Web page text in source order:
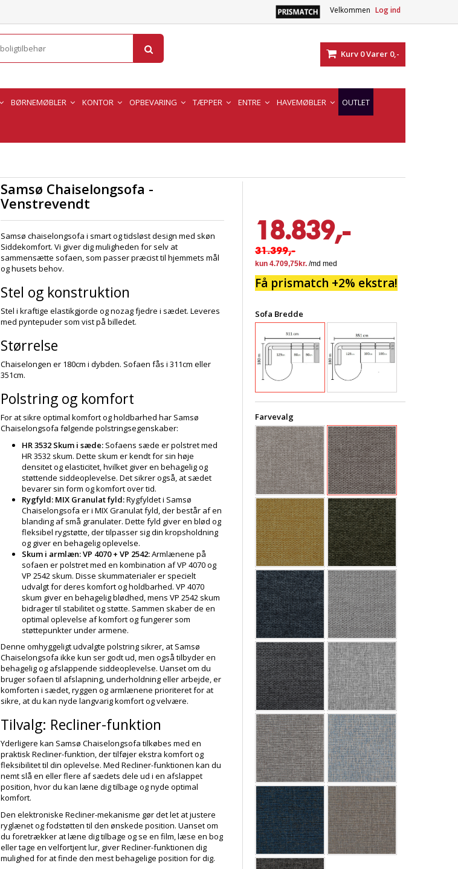
Velkommen Log ind
Kurv 0Varer 0,-
BØRNEMØBLER KONTOR OPBEVARING TÆPPER ENTRE HAVEMØBLER OUTLET
Samsø Chaiselongsofa -
Venstrevendt
Samsø chaiselongsofa i smart og tidsløst design med skøn
Siddekomfort. Vi giver dig muligheden for selv at
sammensætte sofaen, som passer præcist til hjemmets mål
og husets behov.
Stel og konstruktion
Stel i kraftige elastikgjorde og nozag fjedre i sædet. Leveres
med pyntepuder som vist på billedet.
Størrelse
Chaiselongen er 180cm i dybden. Sofaen fås i 311cm eller
351cm.
Polstring og komfort
For at sikre optimal komfort og holdbarhed har Samsø
Chaiselongsofa følgende polstringsegenskaber:
HR 3532 Skum i sæde: Sofaens sæde er polstret med
HR 3532 skum. Dette skum er kendt for sin høje
densitet og elasticitet, hvilket giver en behagelig og
støttende siddeoplevelse. Det sikrer også, at sædet
bevarer sin form og komfort over tid.
Rygfyld: MIX Granulat fyld:Rygfyldet i Samsø
Chaiselongsofa er i MIX Granulat fyld, der består af en
blanding af små granulater. Dette fyld giver en blød og
fleksibel rygstøtte, der tilpasser sig din kropsholdning
og giver en behagelig oplevelse.
Skum i armlæn: VP 4070 + VP 2542:Armlænene på
sofaen er polstret med en kombination af VP 4070 og
VP 2542 skum. Disse skummaterialer er specielt
udvalgt for deres komfort og holdbarhed. VP 4070
skum giver en behagelig blødhed, mens VP 2542 skum
bidrager til stabilitet og støtte. Sammen skaber de en
optimal oplevelse af komfort og fungerer som
støttepunkter under armene.
Denne omhyggeligt udvalgte polstring sikrer, at Samsø
Chaiselongsofa ikke kun ser godt ud, men også tilbyder en
behagelig og afslappende siddeoplevelse. Uanset om du
bruger sofaen til afslapning, underholdning eller arbejde, er
komforten i sædet, ryggen og armlænene prioriteret for at
sikre, at du kan nyde langvarig komfort og velvære.
Tilvalg: Recliner-funktion
Yderligere kan Samsø Chaiselongsofa tilkøbes med en
praktisk Recliner-funktion, der tilføjer ekstra komfort og
fleksibilitet til din oplevelse. Med Recliner-funktionen kan du
nemt slå en eller flere af sædets dele ud i en afslappet
position, hvor du kan læne dig tilbage og nyde optimal
komfort.
Den elektroniske Recliner-mekanisme gør det let at justere
ryglænet og fodstøtten til den ønskede position. Uanset om
du foretrækker at læne dig tilbage og se en film, læse en bog
eller tage en velfortjent lur, giver Recliner-funktionen dig
mulighed for at finde den mest behagelige position for dig.
18.839,-
31.399,-
Få prismatch +2% ekstra!
Sofa Bredde
Farvevalg